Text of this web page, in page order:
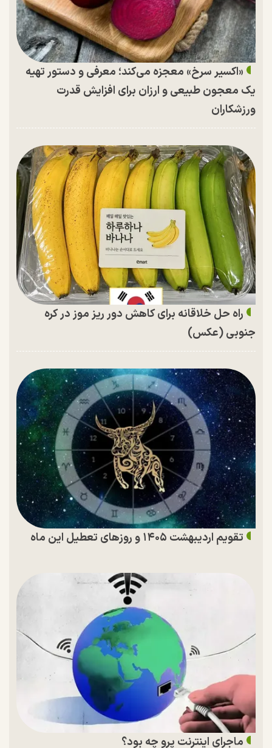
«اکسیر سرخ» معجزه می‌کند؛ معرفی و دستور تهیه
یک معجون طبیعی و ارزان برای افزایش قدرت
ورزشکاران
راه حل خلاقانه برای کاهش دور ریز موز در کره
جنوبی (عکس)
تقویم اردیبهشت ۱۴۰۵ و روز‌های تعطیل این ماه
ماجرای اینترنت پرو چه بود؟